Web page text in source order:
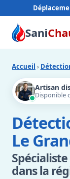
Sani
Accueil ›
Artisan
Disponible
Le
dans la